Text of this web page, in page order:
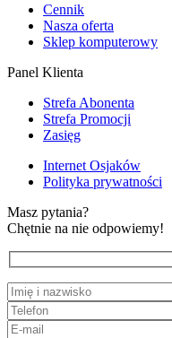
Cennik
Nasza oferta
Sklep komputerowy
Panel Klienta
Strefa Abonenta
Strefa Promocji
Zasięg
Internet Osjaków
Polityka prywatności
Masz pytania?
Chętnie na nie odpowiemy!